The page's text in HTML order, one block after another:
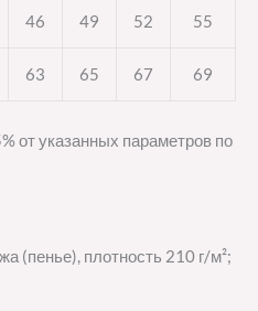
46 49 52 55
63 65 67 69
от указанных параметров по
(пенье), плотность 210 г/м²;